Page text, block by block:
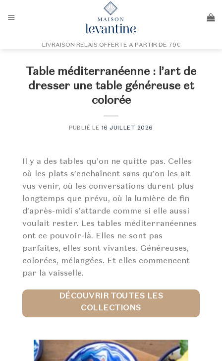
au
LIVRAISON RELAIS OFFERTE A PARTIR DE 79€
Table méditerranéenne : l’art de
dresser une table généreuse et
colorée
PUBLIÉ LE 16 JUILLET 2026
Il y a des tables qu’on ne quitte pas. Celles
où les plats s’enchaînent sans qu’on les ait
vus venir, où les conversations durent plus
longtemps que prévu, où la lumière de fin
d’après-midi s’attarde comme si elle aussi
voulait rester. Les tables méditerranéennes
ont ce pouvoir-là. Elles ne sont pas
parfaites, elles sont vivantes. Généreuses,
colorées, mélangées. Et elles commencent
par la vaisselle.
DÉCOUVRIR TOUTES LES
COLLECTIONS